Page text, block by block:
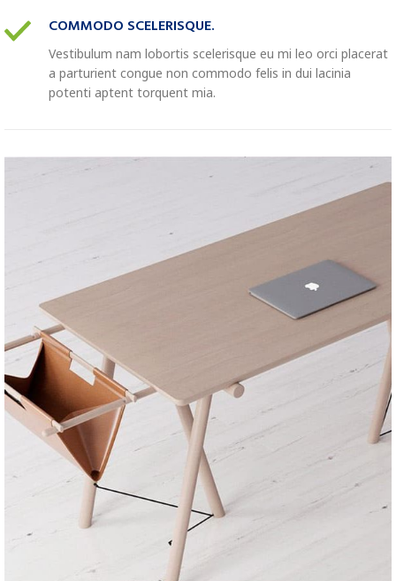
COMMODO SCELERISQUE.
Vestibulum nam lobortis scelerisque eu mi leo orci placerat
a parturient congue non commodo felis in dui lacinia
potenti aptent torquent mia.